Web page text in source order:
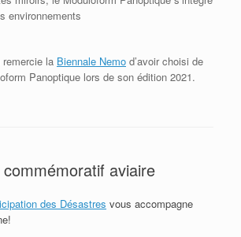
environnements
remercie la Biennale Nemo d’avoir choisi de
Panoptique lors de son édition 2021.
aviaire
des Désastres vous accompagne